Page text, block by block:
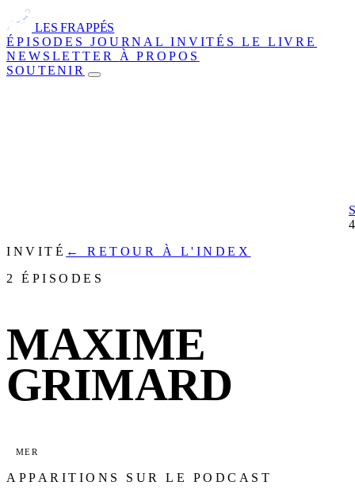
LES FRAPPÉS
ÉPISODES JOURNAL INVITÉSLE LIVRE
NEWSLETTER À PROPOS
SOUTENIR
INVITÉ ← RETOUR À L'INDEX
2 ÉPISODES
MAXIME
GRIMARD
MER
APPARITIONS SUR LE PODCAST